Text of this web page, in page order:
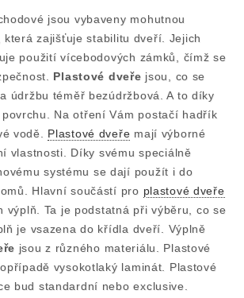
jsou vybaveny mohutnou
která zajišťuje stabilitu dveří. Jejich
použití vícebodových zámků, čímž se
Plastové dveře jsou, co se
údržbu téměř bezúdržbová. A to díky
Na otření Vám postačí hadřík
vodě. Plastové dveře mají výborné
vlastnosti. Díky svému speciálně
systému se dají použít i do
Hlavní součástí pro plastové dveře
výplň. Ta je podstatná při výběru, co se
je vsazena do křídla dveří. Výplně
jsou z různého materiálu. Plastové
vysokotlaký laminát. Plastové
bud standardní nebo exclusive.